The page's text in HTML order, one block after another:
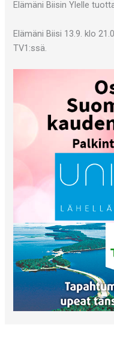
Elämäni Biisin Ylelle
Elämäni Biisi 13.9. klo
TV1:ssä.